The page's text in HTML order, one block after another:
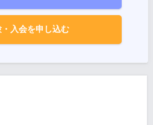
・入会を申し込む